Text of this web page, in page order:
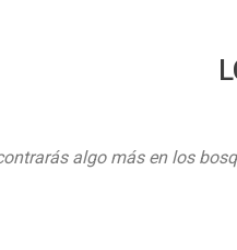
algo más en los